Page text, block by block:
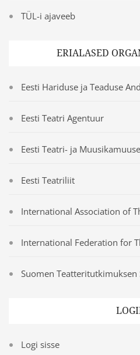
TÜL-i ajaveeb
ERIALASED
Eesti Hariduse ja Teaduse
Eesti Teatri Agentuur
Eesti Teatri- ja
Eesti Teatriliit
International Association of
International Federation for
Suomen Teatteritutkimuksen
Logi sisse